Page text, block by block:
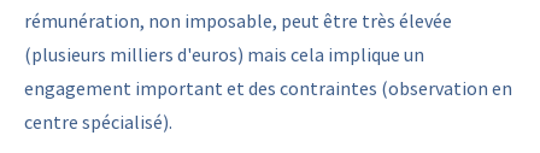
rémunération, non imposable, peut être très élevée
(plusieurs milliers d'euros) mais cela implique un
engagement important et des contraintes (observation en
centre spécialisé).